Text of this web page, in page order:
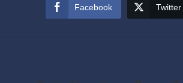
Facebook Twitter